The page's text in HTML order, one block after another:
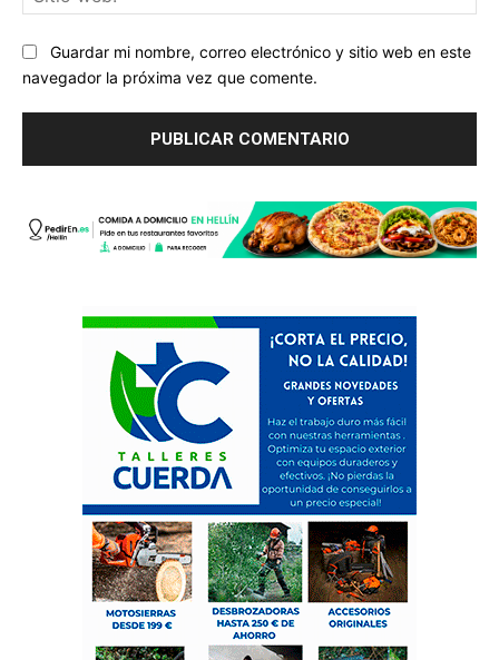
Guardar mi nombre, correo electrónico y sitio web en este
navegador la próxima vez que comente.